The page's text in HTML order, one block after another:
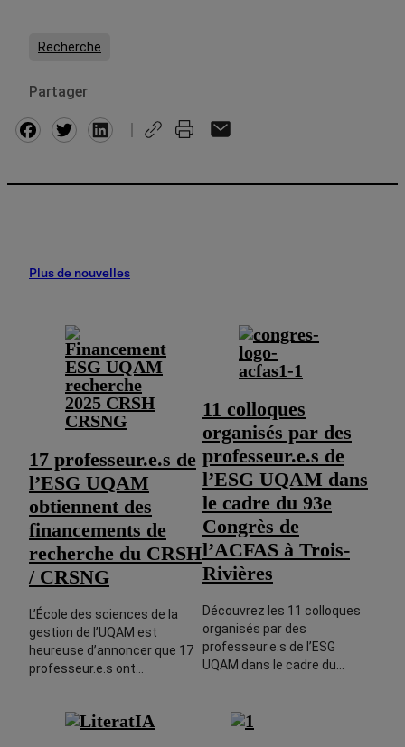
Recherche
Partager
Facebook
Twitter
Plus de nouvelles
17 professeur.e.s de
l’ESG UQAM
obtiennent des
financements de
recherche du CRSH
/ CRSNG
L’École des sciences de la
gestion de l’UQAM est
heureuse d’annoncer que 17
professeur.e.s ont…
11 colloques
organisés par des
professeur.e.s de
l’ESG UQAM dans
le cadre du 93e
Congrès de
l’ACFAS à Trois-
Rivières
Découvrez les 11 colloques
organisés par des
professeur.e.s de l’ESG
UQAM dans le cadre du…